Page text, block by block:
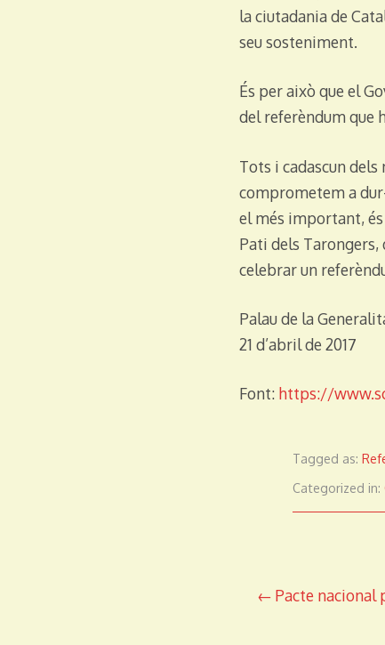
la ciutadania de
seu sosteniment.
És per això que el
del referèndum que
Tots i cadascun dels
comprometem a
el més important, és
Pati dels Tarongers,
celebrar un
Palau de la
21 d’abril de 2017
Font: https://
Tagged as:
Categorized in:
Navegació
Pacte nacional